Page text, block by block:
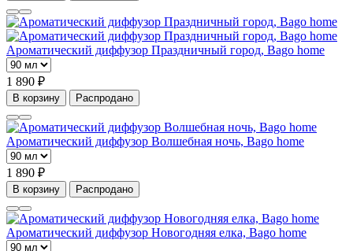
Ароматический диффузор Праздничный город, Bago home
1 890 ₽
В корзину Распродано
Ароматический диффузор Волшебная ночь, Bago home
1 890 ₽
В корзину Распродано
Ароматический диффузор Новогодняя елка, Bago home